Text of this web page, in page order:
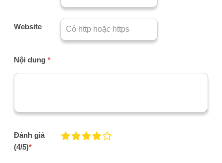
Website
Nội dung *
Đánh giá
(4/5)*